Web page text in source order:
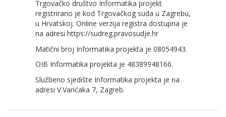
Trgovačko društvo Informatika projekt
registrirano je kod Trgovačkog suda u Zagrebu,
u Hrvatskoj. Online verzija registra dostupna je
na adresi https://sudreg.pravosudje.hr
Matični broj Informatika projekta je 08054943.
OIB Informatika projekta je 48389948166.
Službeno sjedište Informatika projekta je na
adresi V.Varićaka 7, Zagreb.